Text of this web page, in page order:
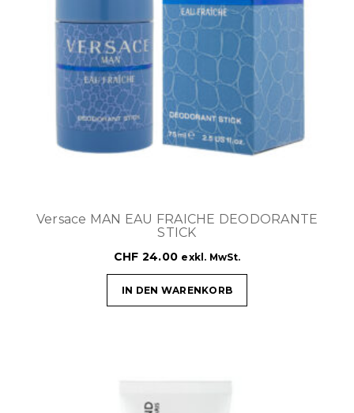
Versace MAN EAU FRAICHE DEODORANTE
STICK
CHF 24.00 exkl. MwSt.
IN DEN WARENKORB